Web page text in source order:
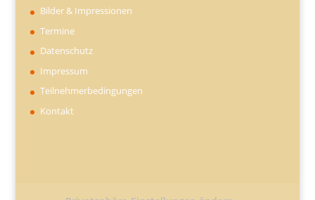
Bilder & Impressionen
Termine
Datenschutz
Impressum
Teilnehmerbedingungen
Kontakt